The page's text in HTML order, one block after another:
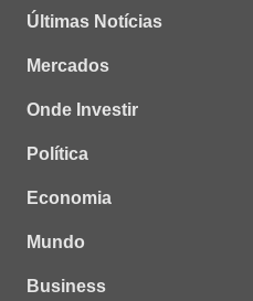
Últimas Notícias
Mercados
Onde Investir
Política
Economia
Mundo
Business